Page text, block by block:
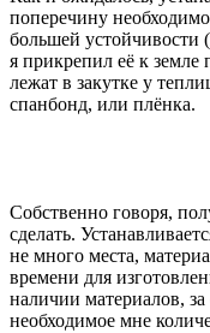
поперечину
большей устойчивости
я прикрепил её к
лежат в закутке у
спанбонд, или плёнка.
Собственно говоря,
сделать.
не много места,
времени для
наличии материалов,
необходимое мне